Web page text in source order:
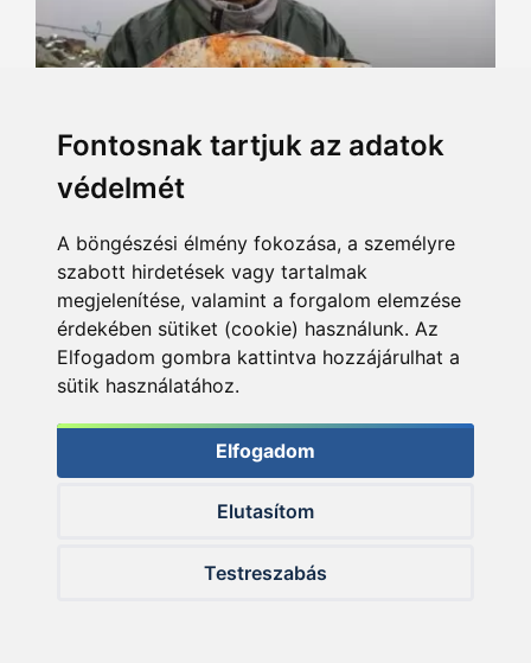
Fontosnak tartjuk az adatok
védelmét
A böngészési élmény fokozása, a személyre
szabott hirdetések vagy tartalmak
megjelenítése, valamint a forgalom elemzése
érdekében sütiket (cookie) használunk. Az
Elfogadom gombra kattintva hozzájárulhat a
sütik használatához.
Elfogadom
Elutasítom
Testreszabás
Fox feederbotok tesztje 5. rész - Bodor
András beszámolója
Bodor András
több mint 18 éve